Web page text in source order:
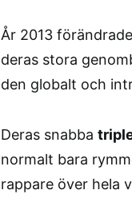
År 2013
deras stora
den globalt och
Deras snabba
normalt bara
rappare över hela